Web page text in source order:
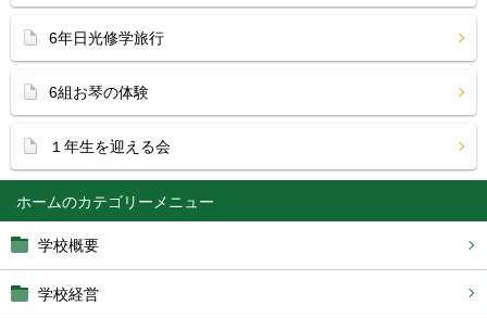
ホーム
学校概要
学校経営
6年日光修学旅行
6組お琴の体験
１年生を迎える会